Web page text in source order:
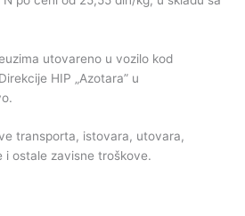
utovareno u vozilo kod
HIP „Azotara” u
transporta, istovara, utovara,
i ostale zavisne troškove.